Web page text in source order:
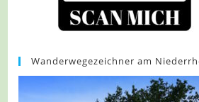
Wanderwegezeichner am